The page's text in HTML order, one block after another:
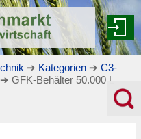
➔ Kategorien ➔ C3-
➔ GFK-Behälter 50.000 L